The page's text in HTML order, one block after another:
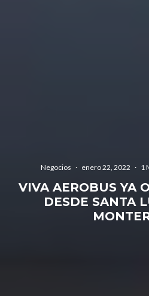
Negocios · enero 22, 2022 · 1
VIVA AEROBUS YA
DESDE SANTA